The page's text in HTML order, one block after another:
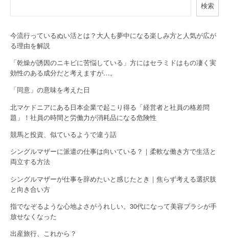
g
a
t
o
n
検索
今流行っているぬい活とは？大人も夢中になる楽しみ方と人気が広が
る理由を解説
「乾燥が誘因のニキビに苦悩している」方にはセラミドはもの凄く実
効性のある成分だと考えますが…。
「同意」の意味を考えた日
北マケドニアにある日本企業で起こり得る「経営者と社員の格差問
題」！社員の時間と労働力が消耗品になる危険性
競馬と投資、似ているようで違う話
シングルマザーに派遣の仕事は向いている？｜柔軟な働き方で生活と
両立する方法
シングルマザーが仕事を辞めたいと感じたとき｜焦らず考える選択肢
と向き合い方
指でなぞるような心地よさがうれしい。30代になって美容ブラシが手
放せなくなった
出産旅行、これから？